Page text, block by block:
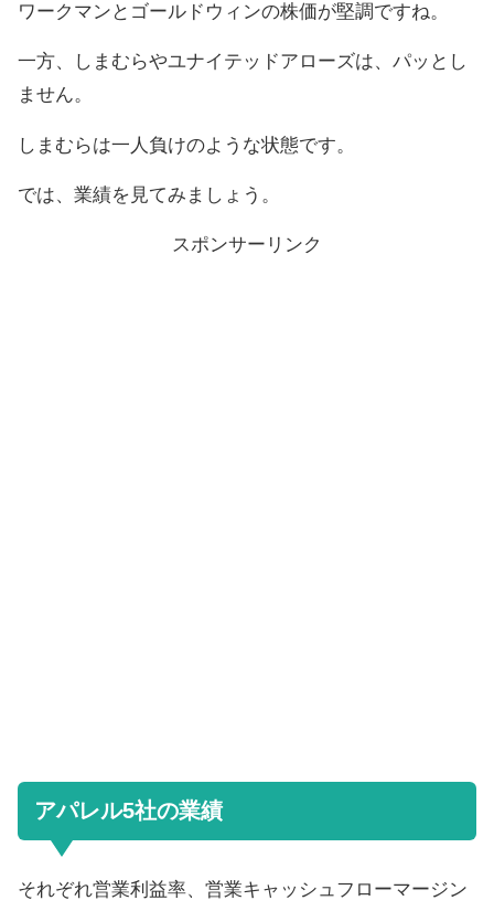
ワークマンとゴールドウィンの株価が堅調ですね。
一方、しまむらやユナイテッドアローズは、パッとし
ません。
しまむらは一人負けのような状態です。
では、業績を見てみましょう。
スポンサーリンク
アパレル5社の業績
それぞれ営業利益率、営業キャッシュフローマージン